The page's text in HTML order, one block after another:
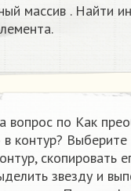
массив . Найти
вопрос по Как
контур?
скопировать
звезду и